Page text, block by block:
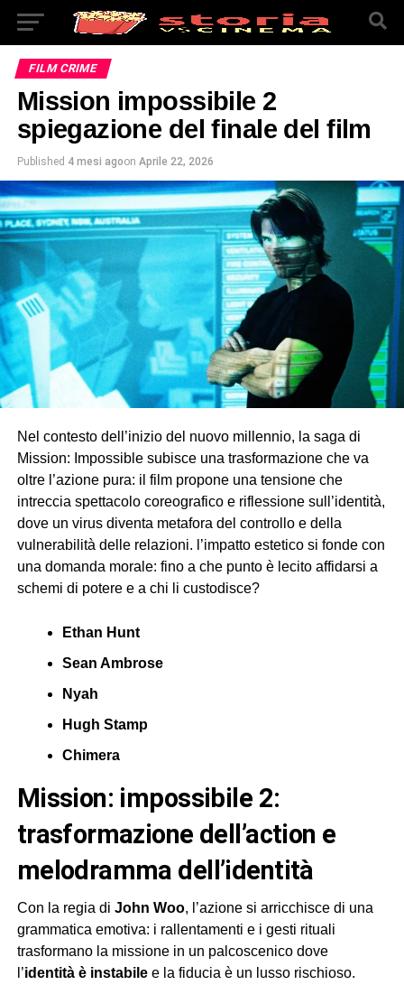
FILM CRIME
Mission impossibile 2
spiegazione del finale del film
Published 4 mesi agoon Aprile 22, 2026
Nel contesto dell’inizio del nuovo millennio, la saga di
Mission: Impossible subisce una trasformazione che va
oltre l’azione pura: il film propone una tensione che
intreccia spettacolo coreografico e riflessione sull’identità,
dove un virus diventa metafora del controllo e della
vulnerabilità delle relazioni. l’impatto estetico si fonde con
una domanda morale: fino a che punto è lecito affidarsi a
schemi di potere e a chi li custodisce?
Ethan Hunt
Sean Ambrose
Nyah
Hugh Stamp
Chimera
mission: impossibile 2:
trasformazione dell’action e
melodramma dell’identità
Con la regia di John Woo, l’azione si arricchisce di una
grammatica emotiva: i rallentamenti e i gesti rituali
trasformano la missione in un palcoscenico dove
l’identità è instabilee la fiducia è un lusso rischioso.